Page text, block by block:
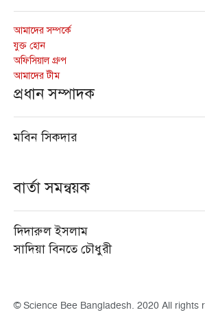
আমাদের সম্পর্কে
যুক্ত হোন
অফিসিয়াল গ্রুপ
আমাদের টীম
প্রধান সম্পাদক
মবিন সিকদার
বার্তা সমন্বয়ক
দিদারুল ইসলাম
সাদিয়া বিনতে চৌধুরী
© Science Bee Bangladesh. 2020 All rights